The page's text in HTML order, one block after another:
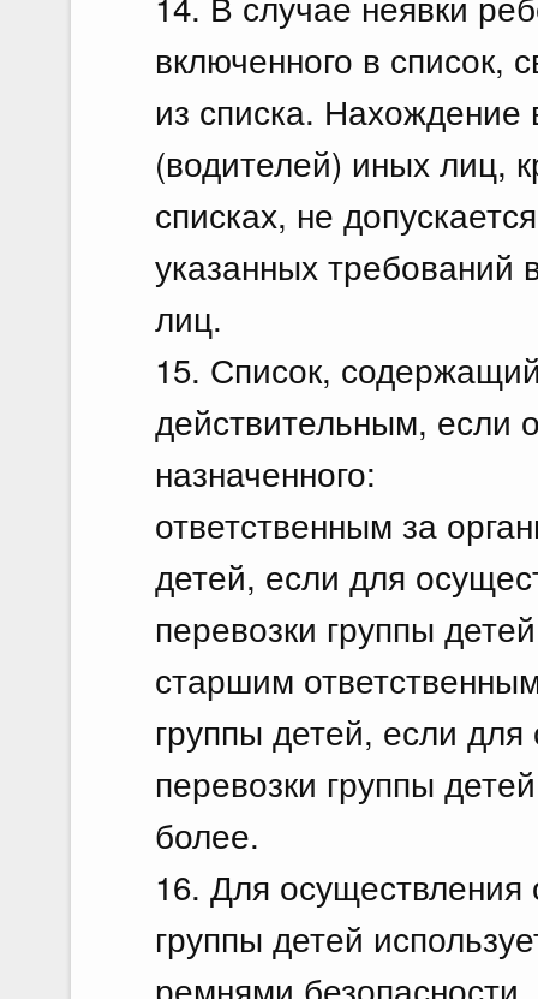
включенного в список,
из списка. Нахождение
(водителей) иных лиц,
списках, не
указанных требований
лиц.
15. Список,
действительным, если
назначенного:
ответственным за
детей, если для
перевозки группы
старшим
группы детей, если
перевозки группы
более.
16. Для осуществления
группы детей
ремнями безопасности.